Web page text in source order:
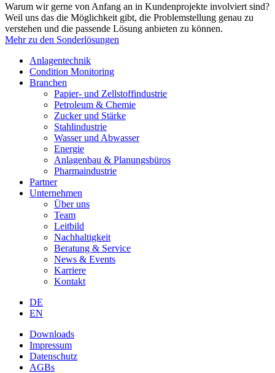
Warum wir gerne von Anfang an in Kundenprojekte involviert sind?
Weil uns das die Möglichkeit gibt, die Problemstellung genau zu
verstehen und die passende Lösung anbieten zu können.
Mehr zu den Sonderlösungen
Anlagentechnik
Condition Monitoring
Branchen
Papier- und Zellstoffindustrie
Petroleum & Chemie
Zucker und Stärke
Stahlindustrie
Wasser und Abwasser
Energie
Anlagenbau & Planungsbüros
Pharmaindustrie
Partner
Unternehmen
Über uns
Team
Leitbild
Nachhaltigkeit
Beratung & Service
News & Events
Karriere
Kontakt
DE
EN
Downloads
Impressum
Datenschutz
AGBs